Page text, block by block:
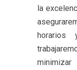
la
horarios